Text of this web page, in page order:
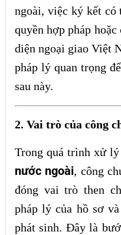
ngoài, việc ký kết có
quyền hợp pháp
diện ngoại giao Việt
pháp lý quan trọng
sau này.
2. Vai trò của công
Trong quá trình xử lý
nước ngoài, công
đóng vai trò then
pháp lý của hồ sơ
phát sinh. Đây là